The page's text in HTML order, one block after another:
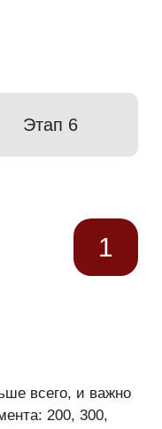
Этап 6
1
всего, и важно
200, 300,